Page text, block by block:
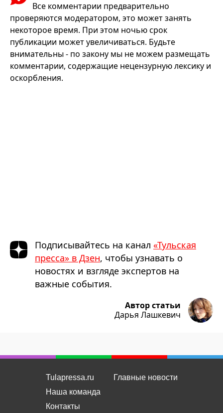
Все комментарии предварительно
проверяются модератором, это может занять
некоторое время. При этом ночью срок
публикации может увеличиваться. Будьте
внимательны - по закону мы не можем размещать
комментарии, содержащие нецензурную лексику и
оскорбления.
Подписывайтесь на канал «Тульская
пресса» в Дзен, чтобы узнавать о
новостях и взгляде экспертов на
важные события.
Автор статьи
Дарья Лашкевич
Tulapressa.ru
Наша команда
Контакты
Главные новости